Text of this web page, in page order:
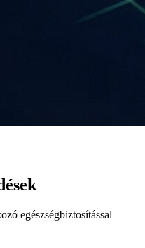
egészségbiztosítással